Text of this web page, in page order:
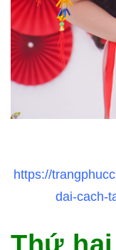
https://
dai-cach-